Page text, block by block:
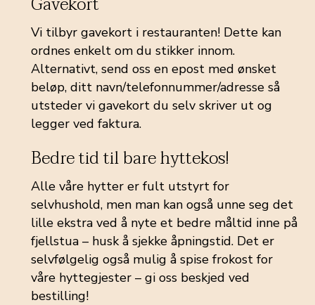
Vi tilbyr gavekort i restauranten! Dette kan
ordnes enkelt om du stikker innom.
Alternativt, send oss en epost med ønsket
beløp, ditt navn/telefonnummer/adresse så
utsteder vi gavekort du selv skriver ut og
legger ved faktura.
Bedre tid til bare hyttekos!
Alle våre hytter er fult utstyrt for
selvhushold, men man kan også unne seg det
lille ekstra ved å nyte et bedre måltid inne på
fjellstua – husk å sjekke åpningstid. Det er
selvfølgelig også mulig å spise frokost for
våre hyttegjester – gi oss beskjed ved
bestilling!